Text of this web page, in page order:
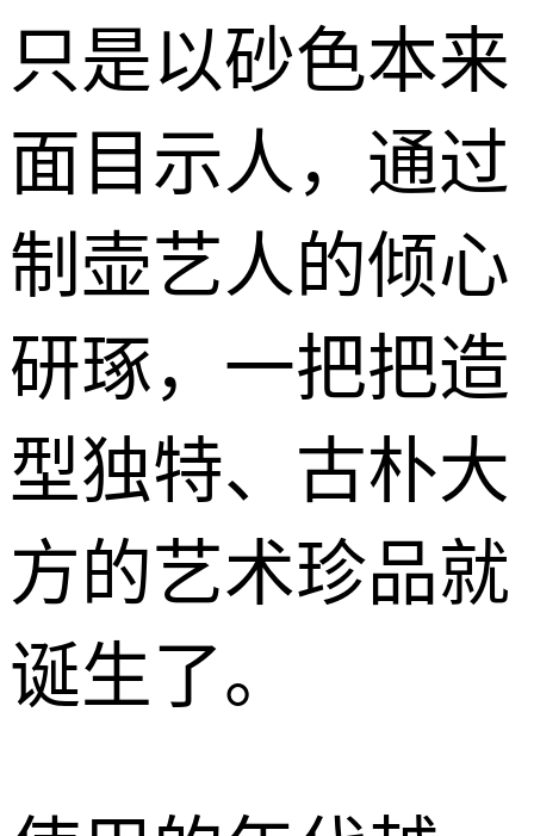
只是以砂色本来
面目示人，通过
制壶艺人的倾心
研琢，一把把造
型独特、古朴大
方的艺术珍品就
诞生了。